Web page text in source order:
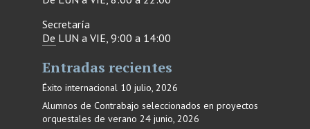
Secretaría
De LUN a VIE, 9:00 a 14:00
Entradas recientes
Éxito internacional 10 julio, 2026
Alumnos de Contrabajo seleccionados en proyectos
orquestales de verano 24 junio, 2026